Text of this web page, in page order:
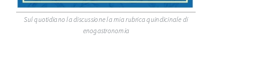
Sul quotidiano la discussione la mia rubrica quindicinale di
enogastronomia